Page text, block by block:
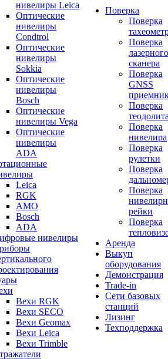
нивелиры Leica
Оптические
нивелиры
Condtrol
Оптические
нивелиры
Sokkia
Оптические
нивелиры
Bosch
Оптические
нивелиры Vega
Оптические
нивелиры
ADA
Leica
RGK
AMO
Bosch
ADA
нивелиры
Вехи RGK
Вехи SECO
Вехи Geomax
Вехи Leica
Вехи Trimble
Поверка
Поверка
Поверка
лазерного
сканера
Поверка
GNSS
Поверка
Поверка
нивелира
Поверка
рулетки
Поверка
Поверка
рейки
Поверка
Аренда
Выкуп
оборудования
Демонстрация
Trade-in
Сети базовых
станций
Лизинг
Техподдержка